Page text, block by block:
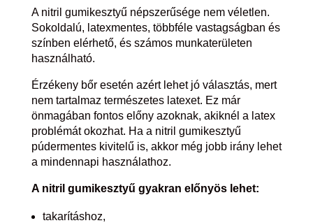
A nitril gumikesztyű népszerűsége nem véletlen.
Sokoldalú, latexmentes, többféle vastagságban és
színben elérhető, és számos munkaterületen
használható.
Érzékeny bőr esetén azért lehet jó választás, mert
nem tartalmaz természetes latexet. Ez már
önmagában fontos előny azoknak, akiknél a latex
problémát okozhat. Ha a nitril gumikesztyű
púdermentes kivitelű is, akkor még jobb irány lehet
a mindennapi használathoz.
A nitril gumikesztyű gyakran előnyös lehet:
takarításhoz,